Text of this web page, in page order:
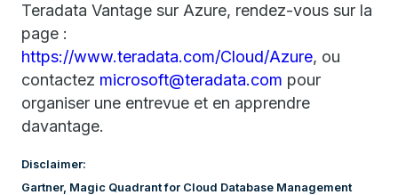
Teradata Vantage sur Azure, rendez-vous sur la
page :
https://www.teradata.com/Cloud/Azure, ou
contactez microsoft@teradata.com pour
organiser une entrevue et en apprendre
davantage.
Disclaimer:
Gartner, Magic Quadrant for Cloud Database Management